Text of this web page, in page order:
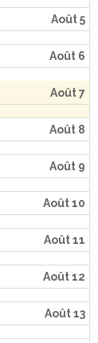
Août 5
Août 6
Août 7
Août 8
Août 9
Août 10
Août 11
Août 12
Août 13